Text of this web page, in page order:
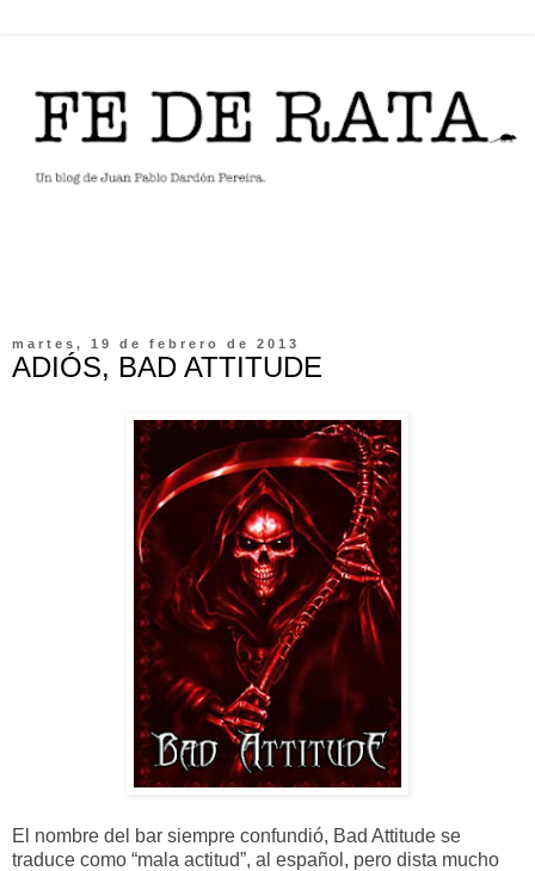
martes, 19 de febrero de 2013
ADIÓS, BAD ATTITUDE
El nombre del bar siempre confundió, Bad Attitude se
traduce como “mala actitud”, al español, pero dista mucho